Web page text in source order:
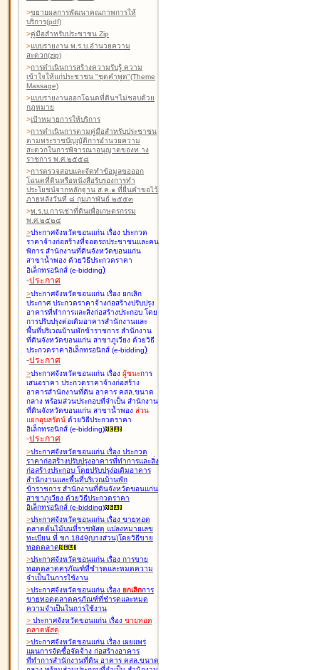
>ขยายผลการพัฒนาคุณภาพการให้
บริการ(pdf)
>คู่มือสำหรับประชาชน Zip
>แบบรายงาน พ.ร.บ.อำนวยความ
สะดวก(zip)
>การดำเนินการสร้างความรับรู้ ความ
เข้าใจให้แก่ประชาชน "ชุดคำพูด"(Theme
Massage)
>แบบรายงานออกโฉนดที่ดินฯไม่ชอบด้วย
กฎหมาย
>เป้าหมายการให้บริการ
>การดำเนินการตามคู่มือสำหรับประชาชน
ตามพระราชบัญญัติการอำนวยความ
สะดวกในการพิจารณาอนุญาตของท าง
ราชการ พ.ศ.๒๕๕๘
>การตรวจสอบและจัดทำข้อมูลขอออก
โฉนดที่ดินหรือหนังสือรับรองการทำ
ประโยชน์จากหลักฐาน ส.ค.๑ ที่ยื่นคำขอไว้
ภายหลังวันที่ ๘ กุมภาพันธ์ ๒๕๕๓
>พ.ร.บ.การเช่าที่ดินเพื่อเกษตรกรรม
พ.ศ.๒๕๒๔
>ประกาศจังหวัดขอนแก่น เรื่อง ประกวด
ราคาจ้างก่อสร้างที่จอดรถประชาชนและคน
พิการ สำนักงานที่ดินจังหวัดขอนแก่น
สาขาน้ำพอง ด้วยวิธีประกวดราคา
อิเล็กทรอนิกส์ (e-bidding)
-ประกาศ
>ประกาศจังหวัดขอนแก่น เรื่อง ยกเลิก
ประกาศ ประกวดราคาจ้างก่อสร้างปรับปรุง
อาคารที่ทำการและสิ่งก่อสร้างประกอบ โดย
การปรับปรุงต่อเติมอาคารสำนักงานและ
พื้นที่บริเวณบ้านพักข้าราชการ สำนักงาน
ที่ดินจังหวัดขอนแก่น สาขาภูเวียง ด้วยวิธี
ประกวดราคาอิเล็กทรอนิกส์ (e-bidding)
-ประกาศ
>ประกาศจังหวัดขอนแก่น เรื่อง ผู้ชนะการ
เสนอราคา ประกวดราคาจ้างก่อสร้าง
อาคารสำนักงานที่ดิน อาคาร คสล.ขนาด
กลาง พร้อมส่วนประกอบที่จำเป็น สำนักงาน
ที่ดินจังหวัดขอนแก่น สาขาน้ำพอง ส่วน
แยกอุบลรัตน์ ด้วยวิธีประกวดราคา
อิเล็กทรอนิกส์ (e-bidding)
-ประกาศ
>ประกาศจังหวัดขอนแก่น เรื่อง ประกวด
ราคาก่อสร้างปรับปรุงอาคารที่ทำการและสิ่ง
ก่อสร้างประกอบ โดยปรับปรุง่อเติมอาคาร
สำนักงานและพื้นที่บริเวณบ้านพัก
ข้าราชการ สำนักงานที่ดินจังหวัดขอนแก่น
สาขาภูเวียง ด้วยวิธีประกวดราคา
อิเล็กทรอนิกส์ (e-bidding)
>ประกาศจังหวัดขอนแก่น เรื่อง ขายทอด
ตลาดต้นไม้บนที่ราชพัสดุ แปลงหมายเลข
ทะเบียน ที่ ขก.1849(บางส่วน)โดยวิธีขาย
ทอดตลาด
>ประกาศจังหวัดขอนแก่น เรื่อง การขาย
ทอดตลาดครุภัณฑ์ที่ชำรุดและหมดความ
จำเป็นในการใช้งาน
>ประกาศจังหวัดขอนแก่น เรื่อง ยกเลิกการ
ขายทอดตลาดครุภัณฑ์ที่ชำรุดและหมด
ความจำเป็นในการใช้งาน
> ประกาศจังหวัดขอนแก่น เรื่อง ขายทอด
ตลาดพัสดุ
>ประกาศจังหวัดขอนแก่น เรื่อง เผยแพร่
แผนการจัดซื้อจัดจ้าง ก่อสร้างอาคาร
ที่ทำการสำนักงานที่ดิน อาคาร คสล.ขนาด